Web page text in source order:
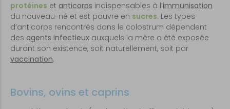
protéines et anticorps indispensables à l’immunisation
du nouveau-né et est pauvre en sucres. Les types
d’anticorps rencontrés dans le colostrum dépendent
des agents infectieux auxquels la mère a été exposée
durant son existence, soit naturellement, soit par
vaccination.
Bovins, ovins et caprins